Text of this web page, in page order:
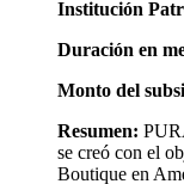
Institución
Duración en
Monto del
Resumen:
se creó con el
Boutique en